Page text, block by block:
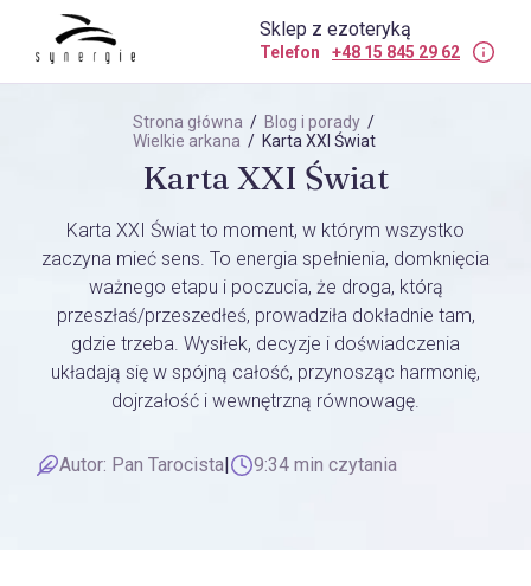
Sklep z ezoteryką
Telefon +48 15 845 29 62
Strona główna / Blog i porady /
Wielkie arkana / Karta XXI Świat
Karta XXI Świat
Karta XXI Świat to moment, w którym wszystko
zaczyna mieć sens. To energia spełnienia, domknięcia
ważnego etapu i poczucia, że droga, którą
przeszłaś/przeszedłeś, prowadziła dokładnie tam,
gdzie trzeba. Wysiłek, decyzje i doświadczenia
układają się w spójną całość, przynosząc harmonię,
dojrzałość i wewnętrzną równowagę.
Autor: Pan Tarocista| 9:34 min czytania